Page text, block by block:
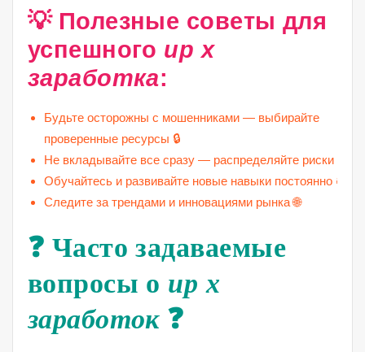
💡 Полезные советы для
успешного up x
заработка:
Будьте осторожны с мошенниками — выбирайте
проверенные ресурсы 🔒
Не вкладывайте все сразу — распределяйте риски ⚖️
Обучайтесь и развивайте новые навыки постоянно 📚
Следите за трендами и инновациями рынка 🌐
❓ Часто задаваемые
вопросы о up x
заработок❓